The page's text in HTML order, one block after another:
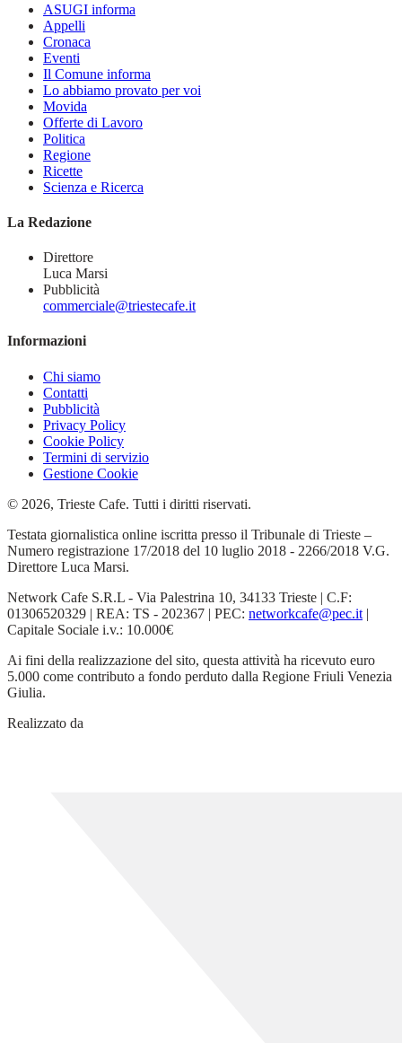
ASUGI informa
Appelli
Cronaca
Eventi
Il Comune informa
Lo abbiamo provato per voi
Movida
Offerte di Lavoro
Politica
Regione
Ricette
Scienza e Ricerca
La Redazione
Direttore
Luca Marsi
Pubblicità
commerciale@triestecafe.it
Informazioni
Chi siamo
Contatti
Pubblicità
Privacy Policy
Cookie Policy
Termini di servizio
Gestione Cookie
© 2026, Trieste Cafe. Tutti i diritti riservati.
Testata giornalistica online iscritta presso il Tribunale di Trieste –
Numero registrazione 17/2018 del 10 luglio 2018 - 2266/2018 V.G.
Direttore Luca Marsi.
Network Cafe S.R.L - Via Palestrina 10, 34133 Trieste | C.F:
01306520329 | REA: TS - 202367 | PEC: networkcafe@pec.it |
Capitale Sociale i.v.: 10.000€
Ai fini della realizzazione del sito, questa attività ha ricevuto euro
5.000 come contributo a fondo perduto dalla Regione Friuli Venezia
Giulia.
Realizzato da